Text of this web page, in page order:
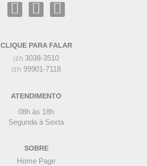
CLIQUE PARA FALAR
(27) 3038-3510
(27) 99901-7118
ATENDIMENTO
08h às 18h
Segunda à Sexta
SOBRE
Home Page